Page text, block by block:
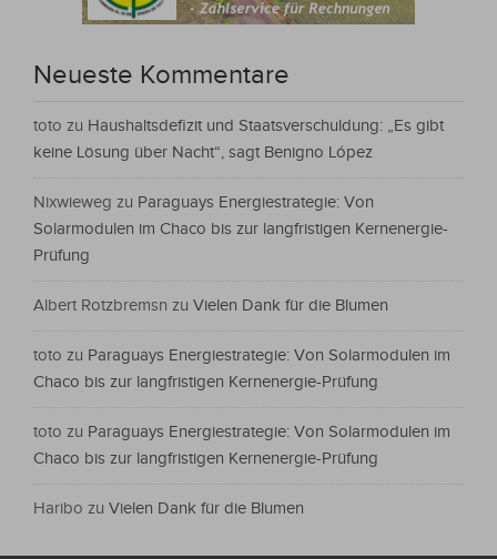
Neueste Kommentare
toto zu Haushaltsdefizit und Staatsverschuldung: „Es gibt
keine Lösung über Nacht“, sagt Benigno López
Nixwieweg zu Paraguays Energiestrategie: Von
Solarmodulen im Chaco bis zur langfristigen Kernenergie-
Prüfung
Albert Rotzbremsn zu Vielen Dank für die Blumen
toto zu Paraguays Energiestrategie: Von Solarmodulen im
Chaco bis zur langfristigen Kernenergie-Prüfung
toto zu Paraguays Energiestrategie: Von Solarmodulen im
Chaco bis zur langfristigen Kernenergie-Prüfung
Haribo zu Vielen Dank für die Blumen